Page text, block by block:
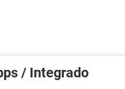
/ Integrado